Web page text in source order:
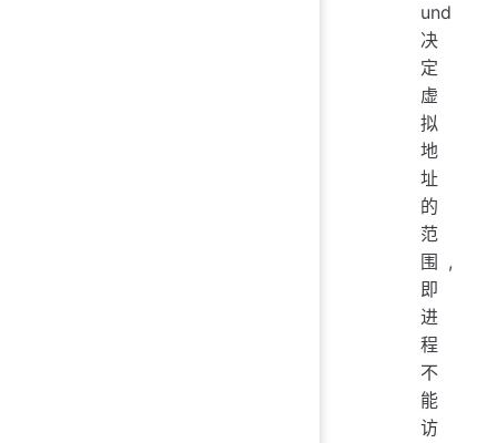
und
决
定
虚
拟
地
址
的
范
围,
即
进
程
不
能
访